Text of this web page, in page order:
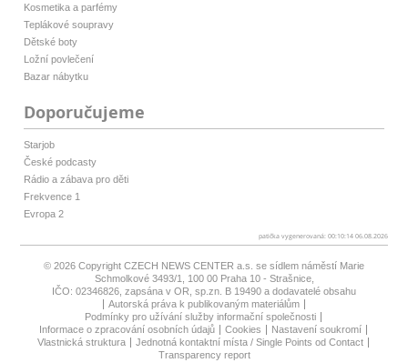
Kosmetika a parfémy
Teplákové soupravy
Dětské boty
Ložní povlečení
Bazar nábytku
Doporučujeme
Starjob
České podcasty
Rádio a zábava pro děti
Frekvence 1
Evropa 2
patička vygenerovaná: 00:10:14 06.08.2026
© 2026 Copyright CZECH NEWS CENTER a.s. se sídlem náměstí Marie
Schmolkové 3493/1, 100 00 Praha 10 - Strašnice,
IČO: 02346826, zapsána v OR, sp.zn. B 19490 a dodavatelé obsahu
Autorská práva k publikovaným materiálům
Podmínky pro užívání služby informační společnosti
Informace o zpracování osobních údajů
Cookies
Nastavení soukromí
Vlastnická struktura
Jednotná kontaktní místa / Single Points od Contact
Transparency report